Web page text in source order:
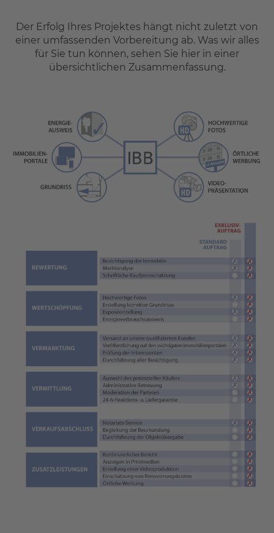
FAQ
Über uns
Das Stammteam
Stellenangebote
Der Erfolg Ihres Projektes hängt nicht zuletzt von
einer umfassenden Vorbereitung ab. Was wir alles
für Sie tun können, sehen Sie hier in einer
übersichtlichen Zusammenfassung.